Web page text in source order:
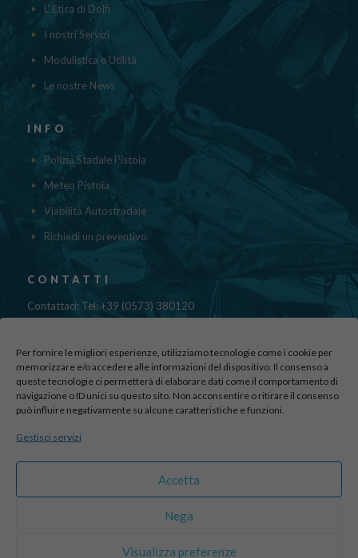
Per fornire le migliori esperienze, utilizziamo tecnologie come i cookie per
memorizzare e/o accedere alle informazioni del dispositivo. Il consenso a
queste tecnologie ci permetterà di elaborare dati come il comportamento di
navigazione o ID unici su questo sito. Non acconsentire o ritirare il consenso
può influire negativamente su alcune caratteristiche e funzioni.
Gestisci servizi
Accetta
Nega
Visualizza preferenze
L' Etica di Dolfi
I nostri Servizi
Modulistica e Utilità
Le nostre News
INFO
Polizia Stadale Pistoia
Meteo Pistoia
Viabilità Autostradale
Richiedi un preventivo
CONTATTI
Contattaci: Tel: +39 (0573) 380120
Fax: 39 (0573) 985420
Via di Canapale, 10
51100 PISTOIA
Find us here:
sito realizzato da